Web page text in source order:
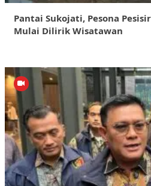
Pantai Sukojati, Pesona
Mulai Dilirik Wisatawan